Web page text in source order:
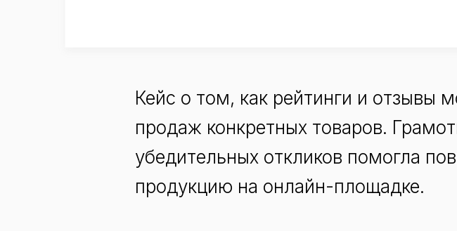
Кейс о том, как рейтинги и отзывы
продаж конкретных товаров.
убедительных откликов помогла
продукцию на онлайн-площадке.